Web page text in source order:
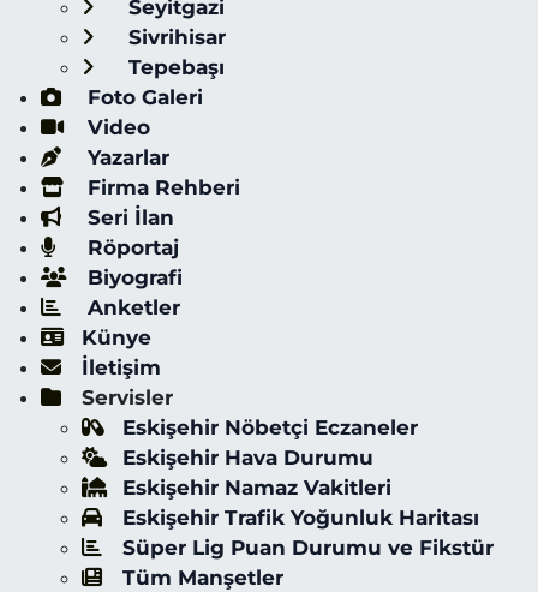
Seyitgazi
Sivrihisar
Tepebaşı
Foto Galeri
Video
Yazarlar
Firma Rehberi
Seri İlan
Röportaj
Biyografi
Anketler
Künye
İletişim
Servisler
Eskişehir Nöbetçi Eczaneler
Eskişehir Hava Durumu
Eskişehir Namaz Vakitleri
Eskişehir Trafik Yoğunluk Haritası
Süper Lig Puan Durumu ve Fikstür
Tüm Manşetler